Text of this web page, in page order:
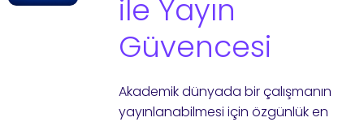
ile Yayın
Güvencesi
Akademik dünyada bir çalışmanın
yayınlanabilmesi için özgünlük en